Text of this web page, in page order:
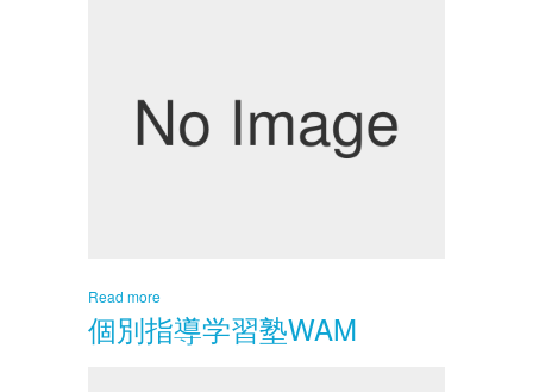
Read more
個別指導学習塾WAM